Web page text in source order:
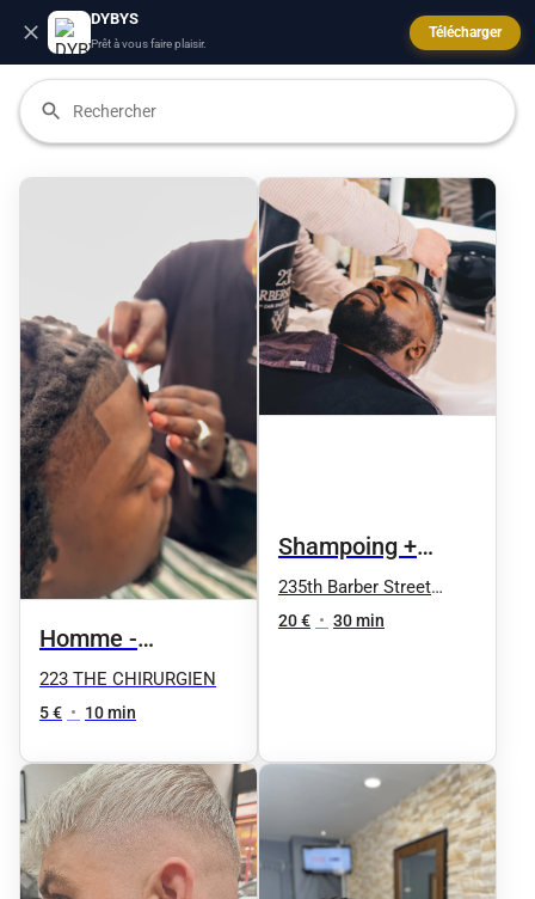
DYBYS
Prêt à vous faire plaisir.
Télécharger
Homme -
Contours
223 THE CHIRURGIEN
5 € • 10 min
Shampoing +
Coupe + Coiffage
235th Barber Street
Nation
20 € • 30 min